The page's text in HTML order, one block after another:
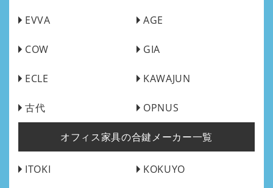
EVVA AGE
COW GIA
ECLE KAWAJUN
古代 OPNUS
オフィス家具の合鍵メーカー一覧
ITOKI KOKUYO